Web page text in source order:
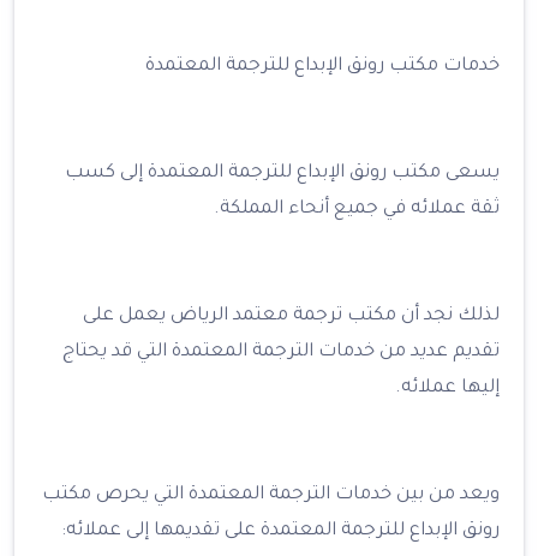
خدمات مكتب رونق الإبداع للترجمة المعتمدة
يسعى مكتب رونق الإبداع للترجمة المعتمدة إلى كسب
ثقة عملائه في جميع أنحاء المملكة.
لذلك نجد أن مكتب ترجمة معتمد الرياض يعمل على
تقديم عديد من خدمات الترجمة المعتمدة التي قد يحتاج
إليها عملائه.
ويعد من بين خدمات الترجمة المعتمدة التي يحرص مكتب
رونق الإبداع للترجمة المعتمدة على تقديمها إلى عملائه: